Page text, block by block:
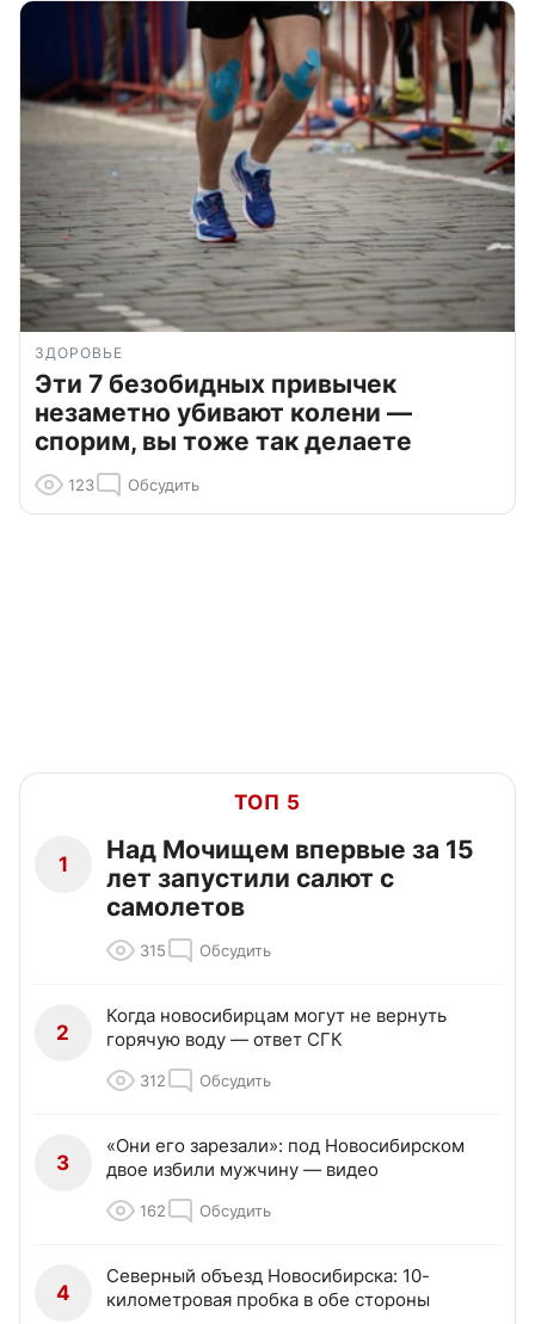
ЗДОРОВЬЕ
Эти 7 безобидных привычек
незаметно убивают колени —
спорим, вы тоже так делаете
123 Обсудить
ТОП 5
1
Над Мочищем впервые за 15
лет запустили салют с
самолетов
315 Обсудить
2
Когда новосибирцам могут не вернуть
горячую воду — ответ СГК
312 Обсудить
3
«Они его зарезали»: под Новосибирском
двое избили мужчину — видео
162 Обсудить
4
Северный объезд Новосибирска: 10-
километровая пробка в обе стороны